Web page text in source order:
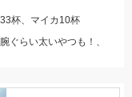
杯、マイカ10杯
ぐらい太いやつも！、